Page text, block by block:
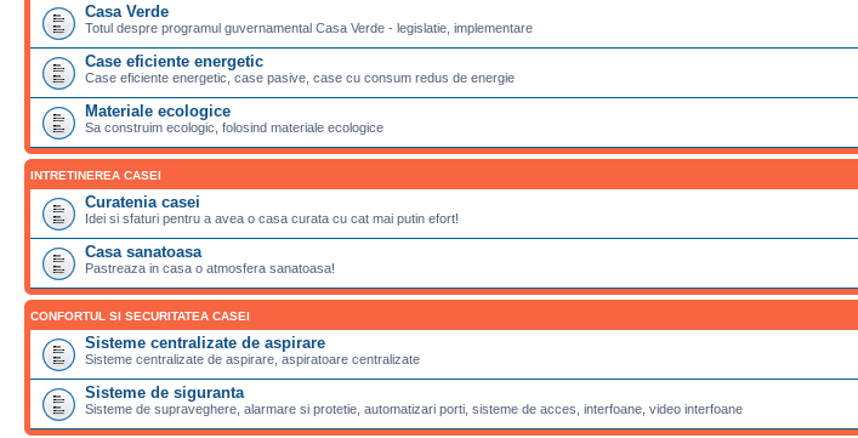
Casa Verde
Totul despre programul guvernamental Casa Verde - legislatie, implementare
Case eficiente energetic
Case eficiente energetic, case pasive, case cu consum redus de energie
Materiale ecologice
Sa construim ecologic, folosind materiale ecologice
INTRETINEREA CASEI
Curatenia casei
Idei si sfaturi pentru a avea o casa curata cu cat mai putin efort!
Casa sanatoasa
Pastreaza in casa o atmosfera sanatoasa!
CONFORTUL SI SECURITATEA CASEI
Sisteme centralizate de aspirare
Sisteme centralizate de aspirare, aspiratoare centralizate
Sisteme de siguranta
Sisteme de supraveghere, alarmare si protetie, automatizari porti, sisteme de acces, interfoane, video interfoane